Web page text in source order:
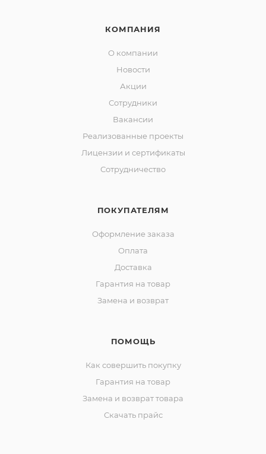
КОМПАНИЯ
О компании
Новости
Акции
Сотрудники
Вакансии
Реализованные проекты
Лицензии и сертификаты
Сотрудничество
ПОКУПАТЕЛЯМ
Оформление заказа
Оплата
Доставка
Гарантия на товар
Замена и возврат
ПОМОЩЬ
Как совершить покупку
Гарантия на товар
Замена и возврат товара
Скачать прайс